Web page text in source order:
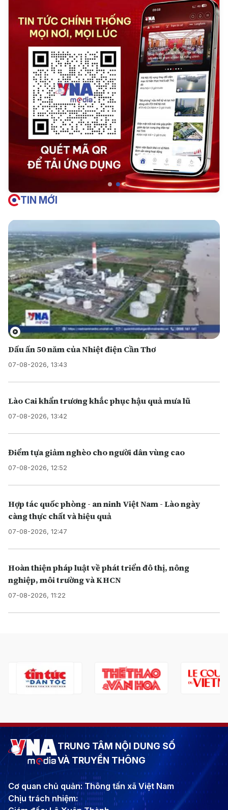
TIN MỚI
Dấu ấn 50 năm của Nhiệt điện Cần Thơ
07-08-2026, 13:43
Lào Cai khẩn trương khắc phục hậu quả mưa lũ
07-08-2026, 13:42
Điểm tựa giảm nghèo cho người dân vùng cao
07-08-2026, 12:52
Hợp tác quốc phòng - an ninh Việt Nam - Lào ngày
càng thực chất và hiệu quả
07-08-2026, 12:47
Hoàn thiện pháp luật về phát triển đô thị, nông
nghiệp, môi trường và KHCN
07-08-2026, 11:22
TRUNG TÂM NỘI DUNG SỐ
VÀ TRUYỀN THÔNG
Cơ quan chủ quản: Thông tấn xã Việt Nam
Chịu trách nhiệm: